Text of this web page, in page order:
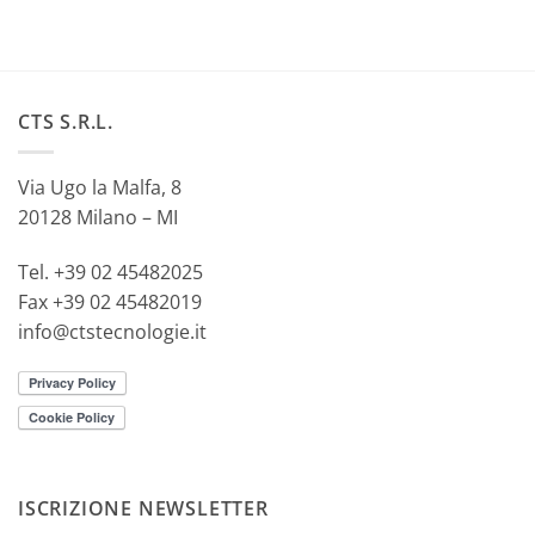
CTS S.R.L.
Via Ugo la Malfa, 8
20128 Milano – MI
Tel. +39 02 45482025
Fax +39 02 45482019
info@ctstecnologie.it
ISCRIZIONE NEWSLETTER